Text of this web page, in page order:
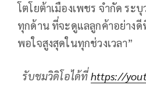
โตโยต้าเมืองเพชร จำกัด ระ
ทุกด้าน ที่จะดูแลลูกค้าอย่าง
พอใจสูงสุดในทุกช่วงเวลา”
รับชมวิดิโอได้ที่https://